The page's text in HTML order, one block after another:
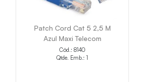
Patch Cord Cat 5 2,5 M
Azul Maxi Telecom
Cód.: 8140
Qtde. Emb.: 1